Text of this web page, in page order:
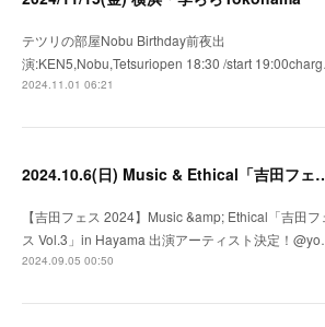
テツリの部屋Nobu Birthday前夜出
演:KEN5,Nobu,Tetsuriopen 18:30 /start
2024.11.01 06:21
2024.10.6(日) Music &
【吉田フェス 2024】Music &amp; Ethical「吉田フ
ス Vol.3」in Hayama 出演アーティスト決定！
2024.09.05 00:50